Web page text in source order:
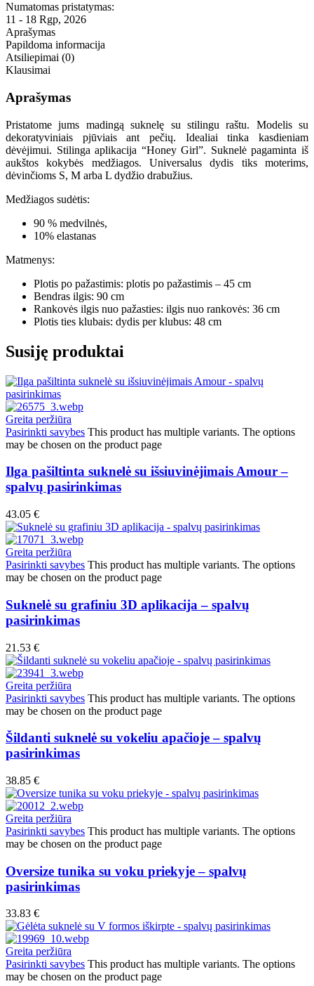
Numatomas pristatymas:
11 - 18 Rgp, 2026
Aprašymas
Papildoma informacija
Atsiliepimai (0)
Klausimai
Aprašymas
Pristatome jums madingą suknelę su stilingu raštu. Modelis su
dekoratyviniais pjūviais ant pečių. Idealiai tinka kasdieniam
dėvėjimui. Stilinga aplikacija “Honey Girl”. Suknelė pagaminta iš
aukštos kokybės medžiagos. Universalus dydis tiks moterims,
dėvinčioms S, M arba L dydžio drabužius.
Medžiagos sudėtis:
90 % medvilnės,
10% elastanas
Matmenys:
Plotis po pažastimis: plotis po pažastimis – 45 cm
Bendras ilgis: 90 cm
Rankovės ilgis nuo pažasties: ilgis nuo rankovės: 36 cm
Plotis ties klubais: dydis per klubus: 48 cm
Susiję produktai
Greita peržiūra
Pasirinkti savybes This product has multiple variants. The options
may be chosen on the product page
Ilga pašiltinta suknelė su išsiuvinėjimais Amour –
spalvų pasirinkimas
43.05 €
Greita peržiūra
Pasirinkti savybes This product has multiple variants. The options
may be chosen on the product page
Suknelė su grafiniu 3D aplikacija – spalvų
pasirinkimas
21.53 €
Greita peržiūra
Pasirinkti savybes This product has multiple variants. The options
may be chosen on the product page
Šildanti suknelė su vokeliu apačioje – spalvų
pasirinkimas
38.85 €
Greita peržiūra
Pasirinkti savybes This product has multiple variants. The options
may be chosen on the product page
Oversize tunika su voku priekyje – spalvų
pasirinkimas
33.83 €
Greita peržiūra
Pasirinkti savybes This product has multiple variants. The options
may be chosen on the product page